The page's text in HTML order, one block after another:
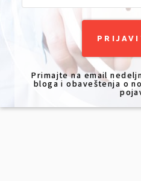
Primajte na email
bloga i obaveštenja o